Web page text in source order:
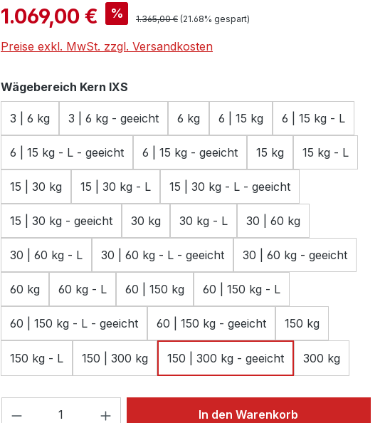
Verkaufspreis:
1.069,00 € % Regulärer Preis:
1.365,00 € (21.68% gespart)
Preise exkl. MwSt. zzgl. Versandkosten
Wägebereich Kern IXS
3 | 6 kg 3 | 6 kg - geeicht 6 kg 6 | 15 kg 6 | 15 kg - L
6 | 15 kg - L - geeicht 6 | 15 kg - geeicht 15 kg 15 kg - L
15 | 30 kg 15 | 30 kg - L 15 | 30 kg - L - geeicht
15 | 30 kg - geeicht 30 kg 30 kg - L 30 | 60 kg
30 | 60 kg - L 30 | 60 kg - L - geeicht 30 | 60 kg - geeicht
60 kg 60 kg - L 60 | 150 kg 60 | 150 kg - L
60 | 150 kg - L - geeicht 60 | 150 kg - geeicht 150 kg
150 kg - L 150 | 300 kg 150 | 300 kg - geeicht 300 kg
Produkt Anzahl: Gib den gewünschten Wert
In den Warenkorb